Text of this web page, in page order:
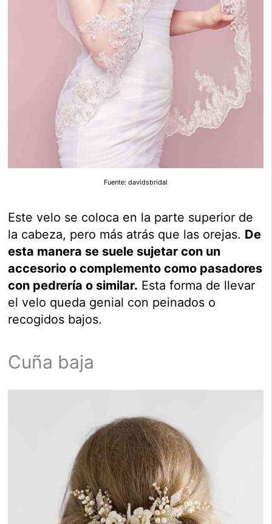
Fuente: davidsbridal
Este velo se coloca en la parte superior de
la cabeza, pero más atrás que las orejas. De
esta manera se suele sujetar con un
accesorio o complemento como pasadores
con pedrería o similar. Esta forma de llevar
el velo queda genial con peinados o
recogidos bajos.
Cuña baja